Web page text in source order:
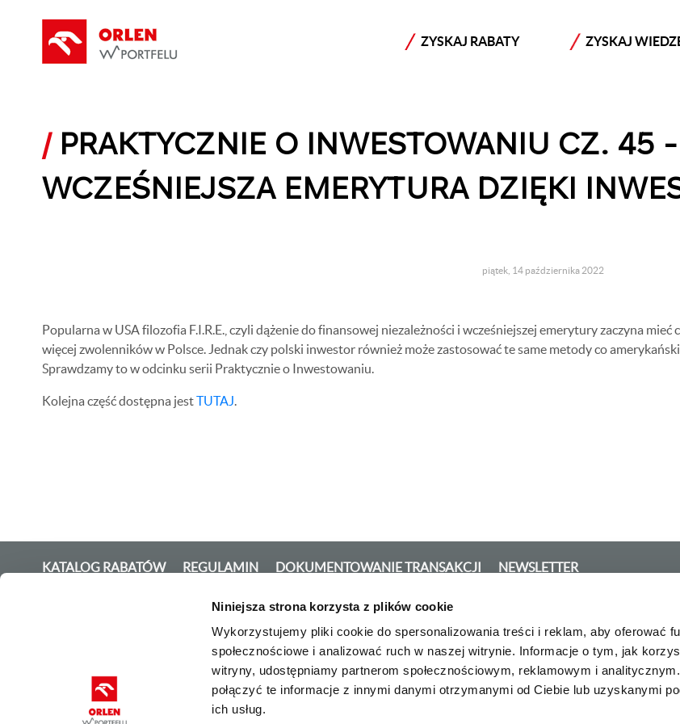
Niniejsza strona korzysta z plików cookie
Wykorzystujemy pliki cookie do spersonalizowania treści i reklam, aby oferować
społecznościowe i analizować ruch w naszej witrynie. Informacje o tym, jak
witryny, udostępniamy partnerom społecznościowym, reklamowym i
połączyć te informacje z innymi danymi otrzymanymi od Ciebie lub uzyskanymi
ich usług.
ZYSKAJ RABATY ZYSKAJ
/ PRAKTYCZNIE O INWESTOWANIU CZ. 45
WCZEŚNIEJSZA EMERYTURA DZIĘKI
piątek, 14 października 2022
Popularna w USA filozofia F.I.R.E., czyli dążenie do finansowej niezależności i wcześniejszej emerytury zaczyna mieć
więcej zwolenników w Polsce. Jednak czy polski inwestor również może zastosować te same metody co
Sprawdzamy to w odcinku serii Praktycznie o Inwestowaniu.
Kolejna część dostępna jestTUTAJ.
KATALOG RABATÓW REGULAMIN DOKUMENTOWANIE TRANSAKCJI NEWSLETTER
Gospodarczy w Warszawie pod numerem: 0000028860, numer NIP: 774-00-01-454, kapitał zakładowy /
Polityka prywatności i cookies